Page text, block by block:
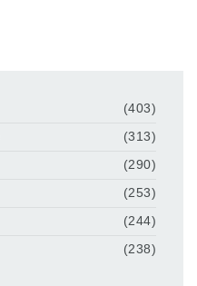
(403)
(313)
(290)
(253)
(244)
(238)